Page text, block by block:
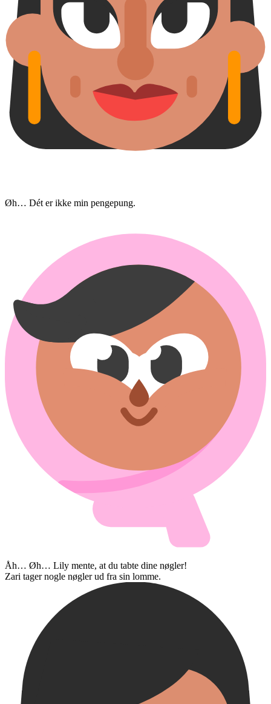
Øh… Dét er ikke min pengepung.
Åh… Øh… Lily mente, at du tabte dine nøgler!
Zari tager nogle nøgler ud fra sin lomme.